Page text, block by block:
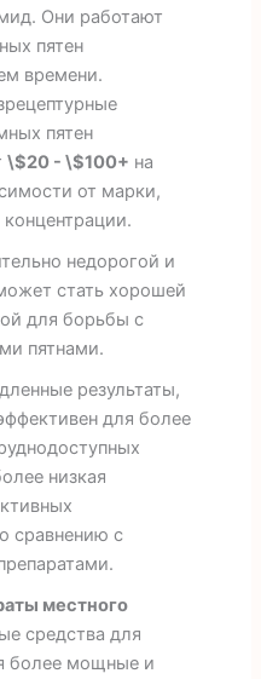
Они работают
пятен
времени.
пятен
\$20 - \$100+ на
от марки,
недорогой и
стать хорошей
для борьбы с
пятнами.
результаты,
для более
низкая
сравнению с
местного
средства для
более мощные и